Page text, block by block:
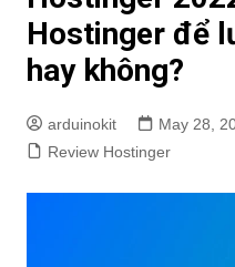
Hostinger để
hay không?
arduinokit May 28,
Review Hostinger